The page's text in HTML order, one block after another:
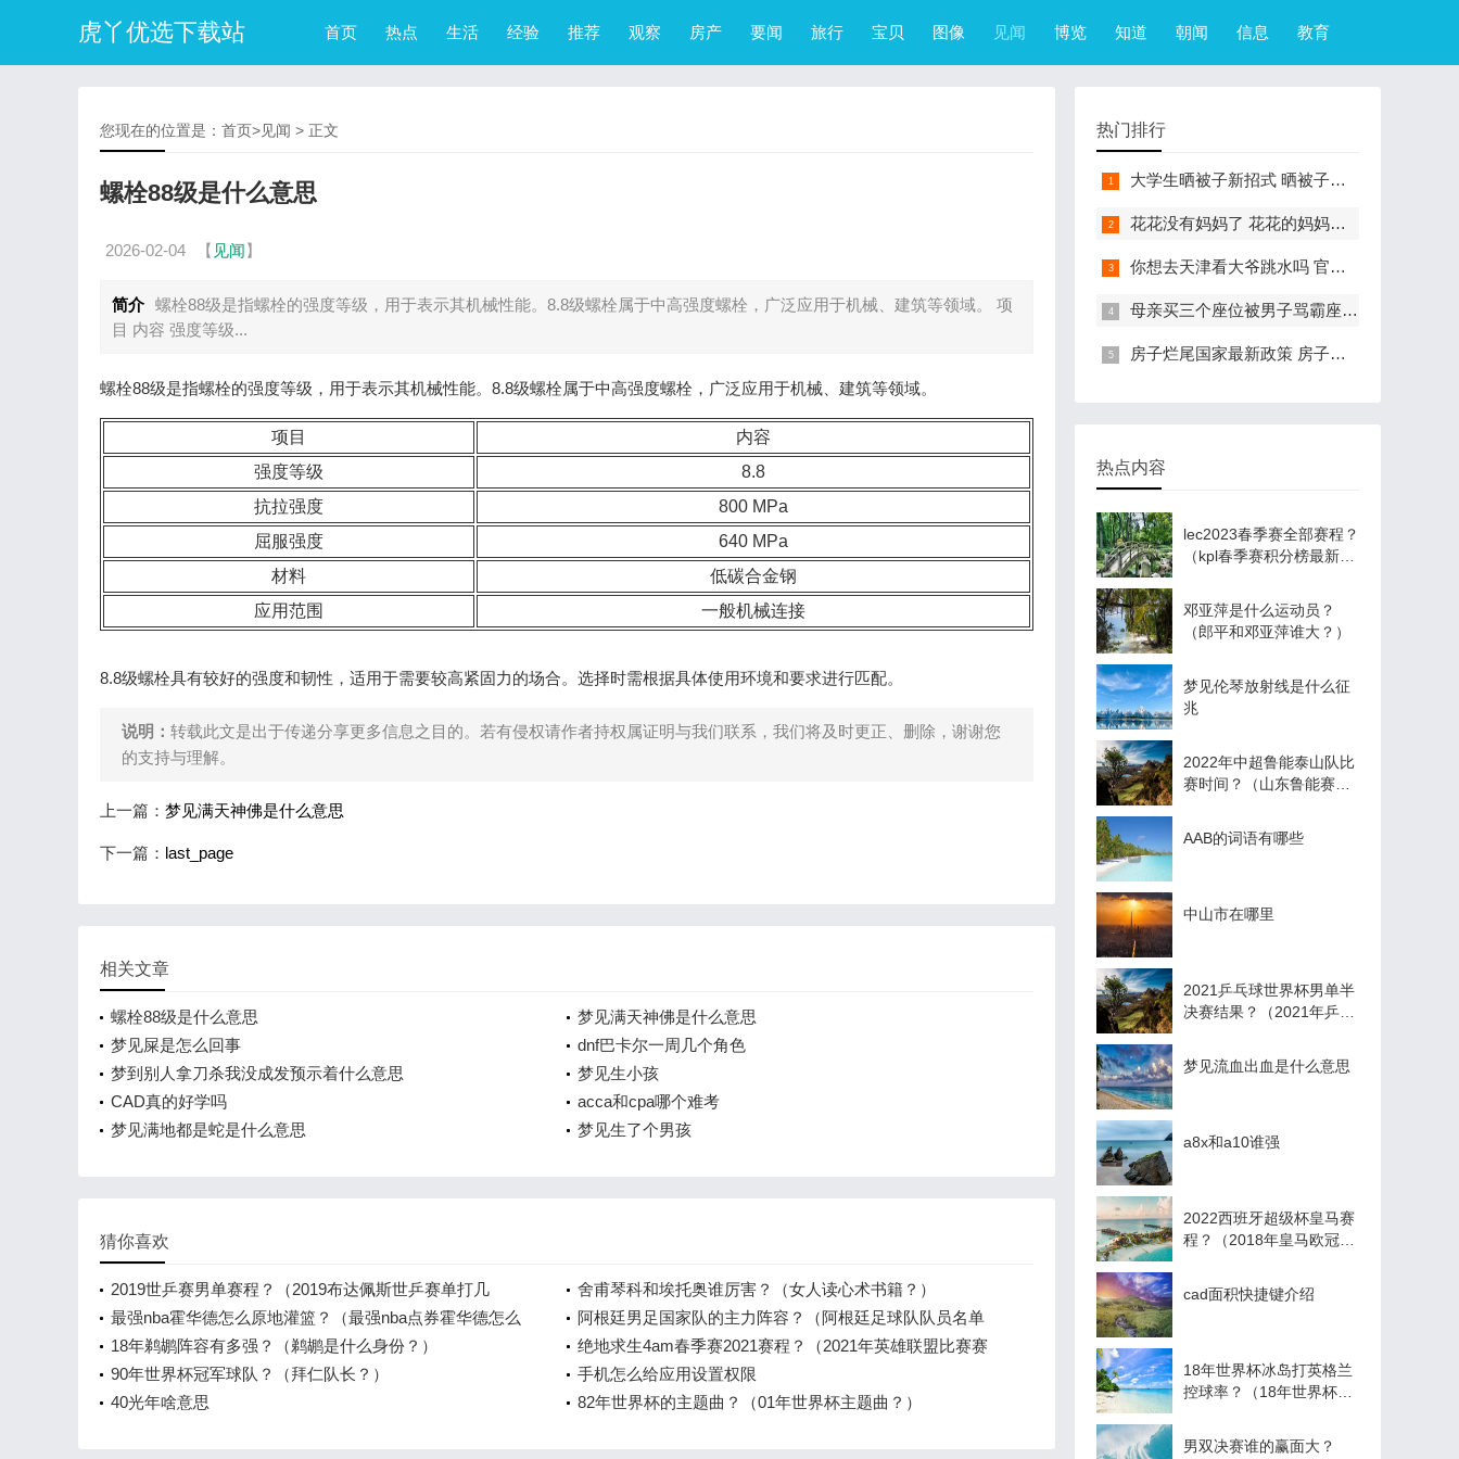
虎丫优选下载站 首页 热点 生活 经验 推荐 观察 房产 要闻 旅行 宝贝 图像 见闻 博览 知道 朝闻 信息 教育
您现在的位置是： 首页>见闻 > 正文
螺栓88级是什么意思
2026-02-04 【 见闻】
简介 螺栓88级是指螺栓的强度等级，用于表示其机械性能。8.8级螺栓属于中高强度螺栓，广泛应用于机械、建筑等领域。 项
目 内容 强度等级...
螺栓88级是指螺栓的强度等级，用于表示其机械性能。8.8级螺栓属于中高强度螺栓，广泛应用于机械、建筑等领域。
项目
内容
强度等级
8.8
抗拉强度
800 MPa
屈服强度
640 MPa
材料
低碳合金钢
应用范围
一般机械连接
8.8级螺栓具有较好的强度和韧性，适用于需要较高紧固力的场合。选择时需根据具体使用环境和要求进行匹配。
说明： 转载此文是出于传递分享更多信息之目的。若有侵权请作者持权属证明与我们联系，我们将及时更正、删除，谢谢您
的支持与理解。
上一篇： 梦见满天神佛是什么意思
下一篇： last_page
相关文章
螺栓88级是什么意思
梦见满天神佛是什么意思
梦见屎是怎么回事
dnf巴卡尔一周几个角色
梦到别人拿刀杀我没成发预示着什么意思
梦见生小孩
CAD真的好学吗
acca和cpa哪个难考
梦见满地都是蛇是什么意思
梦见生了个男孩
猜你喜欢
2019世乒赛男单赛程？（2019布达佩斯世乒赛单打几
轮？）
舍甫琴科和埃托奥谁厉害？（女人读心术书籍？）
最强nba霍华德怎么原地灌篮？（最强nba点券霍华德怎么
玩？）
阿根廷男足国家队的主力阵容？（阿根廷足球队队员名单
2021？）
18年鹈鹕阵容有多强？（鹈鹕是什么身份？）
绝地求生4am春季赛2021赛程？（2021年英雄联盟比赛赛
程？）
90年世界杯冠军球队？（拜仁队长？）
手机怎么给应用设置权限
40光年啥意思
82年世界杯的主题曲？（01年世界杯主题曲？）
热门排行
大学生晒被子新招式 晒被子新花样实在太机智
花花没有妈妈了 花花的妈妈是哪只大熊猫
你想去天津看大爷跳水吗 官方回应天津大爷跳水成打卡点
母亲买三个座位被男子骂霸座 女子买3个座位被无座大爷骂哭怎么回事
房子烂尾国家最新政策 房子烂尾了该找哪个部门解决?
热点内容
lec2023春季赛全部赛程？
（kpl春季赛积分榜最新排
邓亚萍是什么运动员？
（郎平和邓亚萍谁大？）
梦见伦琴放射线是什么征
兆
2022年中超鲁能泰山队比
赛时间？（山东鲁能赛程
AAB的词语有哪些
中山市在哪里
2021乒乓球世界杯男单半
决赛结果？（2021年乒乓
梦见流血出血是什么意思
a8x和a10谁强
2022西班牙超级杯皇马赛
程？（2018年皇马欧冠淘
cad面积快捷键介绍
18年世界杯冰岛打英格兰
控球率？（18年世界杯比
男双决赛谁的赢面大？